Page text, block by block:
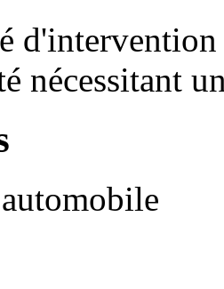
d'intervention
nécessitant